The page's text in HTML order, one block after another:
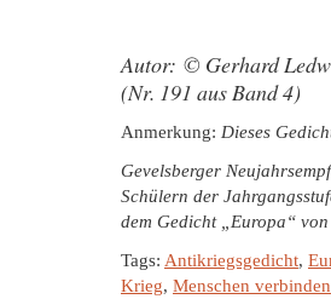
Autor: © Gerhard
(Nr. 191 aus Band 4)
Anmerkung: Dieses
Gevelsberger
Schülern der
dem Gedicht „Europa“
Tags: Antikriegsgedicht,
Krieg, Menschen verbinden